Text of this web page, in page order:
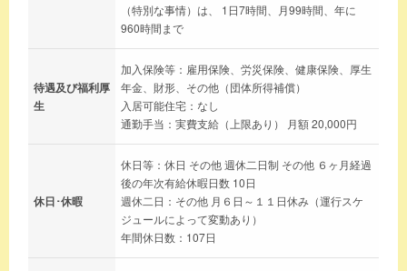
（特別な事情）は、 1日7時間、月99時間、年に
960時間まで
待遇及び福利厚
生
加入保険等：雇用保険、労災保険、健康保険、厚生
年金、財形、その他（団体所得補償）
入居可能住宅：なし
通勤手当：実費支給（上限あり） 月額 20,000円
休日･休暇
休日等：休日 その他 週休二日制 その他 ６ヶ月経過
後の年次有給休暇日数 10日
週休二日：その他 月６日～１１日休み（運行スケ
ジュールによって変動あり）
年間休日数：107日